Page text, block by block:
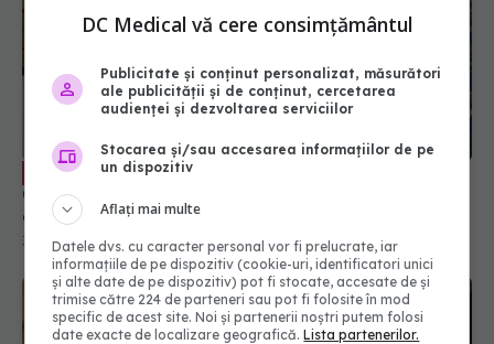
EXCLUSIV Boala pe care ar fi avut-o Ceaușescu.
Conf. dr. Marcian Manu: 80% din cancere se
dezvoltă în această zonă. Este deosebit de
importantă
30 aug 2023, 12:00
DC Medical vă cere consimțământul
Publicitate și conținut personalizat, măsurători
ale publicității și de conținut, cercetarea
audienței și dezvoltarea serviciilor
Stocarea și/sau accesarea informațiilor de pe
un dispozitiv
Aflați mai multe
Datele dvs. cu caracter personal vor fi prelucrate, iar
informațiile de pe dispozitiv (cookie-uri, identificatori unici
și alte date de pe dispozitiv) pot fi stocate, accesate de și
trimise către 224 de parteneri sau pot fi folosite în mod
specific de acest site. Noi și partenerii noștri putem folosi
date exacte de localizare geografică.Lista partenerilor.